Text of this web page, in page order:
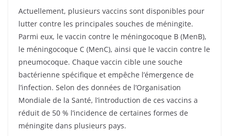
Actuellement, plusieurs vaccins sont disponibles pour
lutter contre les principales souches de méningite.
Parmi eux, le vaccin contre le méningocoque B (MenB),
le méningocoque C (MenC), ainsi que le vaccin contre le
pneumocoque. Chaque vaccin cible une souche
bactérienne spécifique et empêche l’émergence de
l’infection. Selon des données de l’Organisation
Mondiale de la Santé, l’introduction de ces vaccins a
réduit de 50 % l’incidence de certaines formes de
méningite dans plusieurs pays.